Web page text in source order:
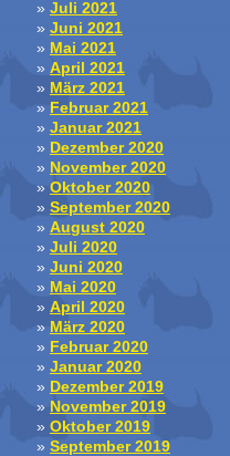
Juli 2021
Juni 2021
Mai 2021
April 2021
März 2021
Februar 2021
Januar 2021
Dezember 2020
November 2020
Oktober 2020
September 2020
August 2020
Juli 2020
Juni 2020
Mai 2020
April 2020
März 2020
Februar 2020
Januar 2020
Dezember 2019
November 2019
Oktober 2019
September 2019